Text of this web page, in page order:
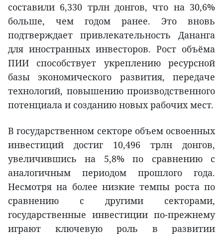
составили 6,330 трлн донгов, что на 30,6%
больше, чем годом ранее. Это вновь
подтверждает привлекательность Дананга
для иностранных инвесторов. Рост объёма
ПИИ способствует укреплению ресурсной
базы экономического развития, передаче
технологий, повышению производственного
потенциала и созданию новых рабочих мест.
В государственном секторе объем освоенных
инвестиций достиг 10,496 трлн донгов,
увеличившись на 5,8% по сравнению с
аналогичным периодом прошлого года.
Несмотря на более низкие темпы роста по
сравнению с другими секторами,
государственные инвестиции по-прежнему
играют ключевую роль в развитии